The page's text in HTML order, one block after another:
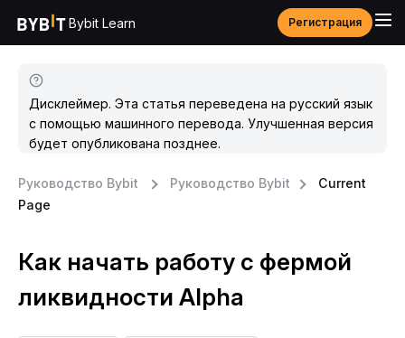
Bybit Learn Регистрация
Дисклеймер. Эта статья переведена на русский язык
с помощью машинного перевода. Улучшенная версия
будет опубликована позднее.
Руководство Bybit Руководство Bybit
Current
Page
Как начать работу с фермой
ликвидности Alpha